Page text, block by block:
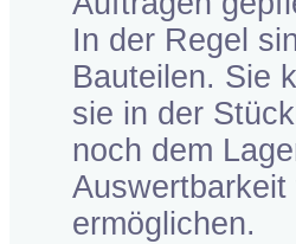
In der Regel
Bauteilen. Sie
sie in der
noch dem
ermöglichen.